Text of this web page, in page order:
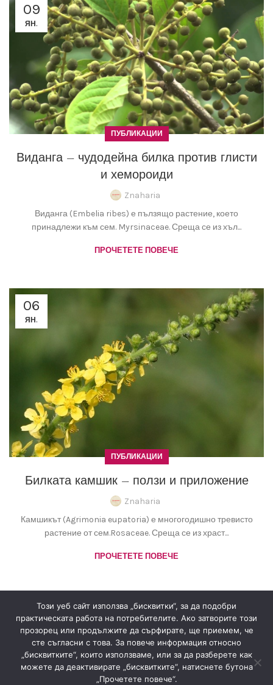
09
ЯН.
ПУБЛИКАЦИИ
Виданга – чудодейна билка против глисти
и хемороиди
Znaharia
Виданга (Embelia ribes) е пълзящо растение, което
принадлежи към сем. Myrsinaceae. Среща се из хъл...
ПРОЧЕТЕТЕ ПОВЕЧЕ
06
ЯН.
ПУБЛИКАЦИИ
Билката камшик – ползи и приложение
Znaharia
Камшикът (Agrimonia eupatoria) е многогодишно тревисто
растение от сем.Rosaceae. Среща се из храст...
ПРОЧЕТЕТЕ ПОВЕЧЕ
Знахария Всички права запазени
Този уеб сайт използва „бисквитки“, за да подобри
практическата работа на потребителите. Ако затворите този
прозорец или продължите да сърфирате, ще приемем, че
сте съгласни с това. За повече информация относно
„бисквитките“, които използваме, или за да разберете как
можете да деактивирате „бисквитките“, натиснете бутона
„Прочетете повече“.